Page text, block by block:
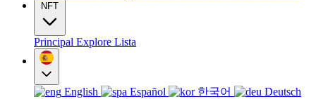
NFT
Principal Explore Lista
English Español 한국어
Deutsch